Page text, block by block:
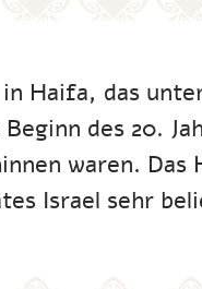
Haifa, das
Beginn des 20.
waren.
Israel sehr